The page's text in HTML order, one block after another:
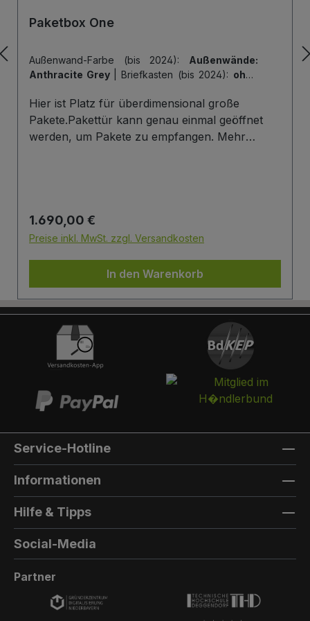
Paketbox One
Außenwand-Farbe (bis 2024): Außenwände:
Anthracite Grey
Briefkasten (bis 2024): ohne
Hintertür | Tiefe der Paketbox (bis 2024):
cm Außenmaß (Standard) | Tür-Farbe (bis
2024):Tür: Anthracite Grey
Hier ist Platz für überdimensional große
Pakete.Pakettür kann genau einmal geöffnet
werden, um Pakete zu empfangen. Mehr
Die Tür wird immer mit einem Halbzylinder
ausgestattet. Das heißt, Sie können den selben
Ihrer Haustüre haben und die Paketbox mit
dem selben Schlüssel öffnen.
Briefkasten:Optional kann ein Briefkasten
integriert werden. Die Post landet in einem
separaten und absperrbaren Auffangkorb.
Hintertür:Auf der Rückseite können Sie eine
Hintertür integrieren. Die Farbe der Hintertür ist
immer die gleiche Farbe, wie die Türfarbe
vorne. Außenmaterial: 8mm HPL(High
Firma Trespa Bei Sonderfarbe: Bezeichnung
der TürfarbeGeben Sie hier den Namen Ihrer
Wunschfarbe an.Die Lieferzeit bei
Sonderfarben verlängert sich um 5 bis 6
AußenfarbeGeben Sie hier den Namen der
Wunschfarbe an.Hinweis: Falls Sie die Türfarbe
in der selben Farbe wie die Außenwandfarbe
berechnet wird.Die Lieferzeit bei Sonderfarben
Regulärer Preis:
1.690,00 €
Preise inkl. MwSt. zzgl. Versandkosten
In den Warenkorb
Service-Hotline
Informationen
Hilfe & Tipps
Social-Media
Partner